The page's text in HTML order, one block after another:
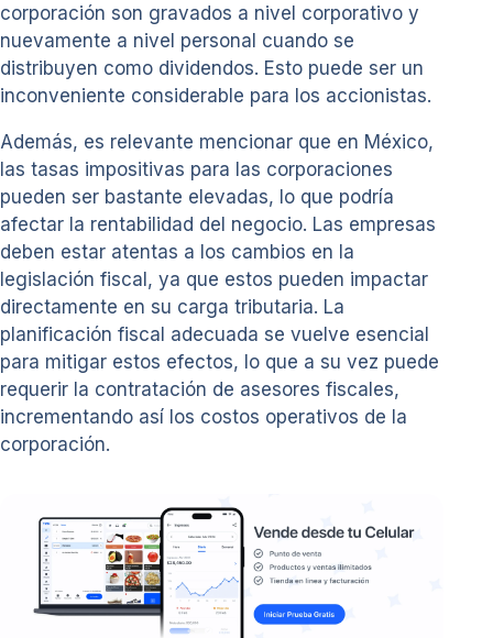
corporación son gravados a nivel corporativo y
nuevamente a nivel personal cuando se
distribuyen como dividendos. Esto puede ser un
inconveniente considerable para los accionistas.
Además, es relevante mencionar que en México,
las tasas impositivas para las corporaciones
pueden ser bastante elevadas, lo que podría
afectar la rentabilidad del negocio. Las empresas
deben estar atentas a los cambios en la
legislación fiscal, ya que estos pueden impactar
directamente en su carga tributaria. La
planificación fiscal adecuada se vuelve esencial
para mitigar estos efectos, lo que a su vez puede
requerir la contratación de asesores fiscales,
incrementando así los costos operativos de la
corporación.